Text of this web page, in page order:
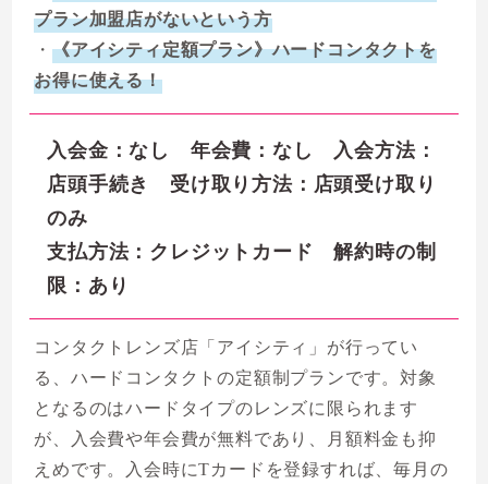
プラン加盟店がないという方
・ 《アイシティ定額プラン》ハードコンタクトを
お得に使える！
入会金：なし 年会費：なし 入会方法：
店頭手続き 受け取り方法：店頭受け取り
のみ
支払方法：クレジットカード 解約時の制
限：あり
コンタクトレンズ店「アイシティ」が行ってい
る、ハードコンタクトの定額制プランです。 対象
となるのはハードタイプのレンズに限られます
が、入会費や年会費が無料であり、月額料金も抑
えめです。入会時にTカードを登録すれば、毎月の